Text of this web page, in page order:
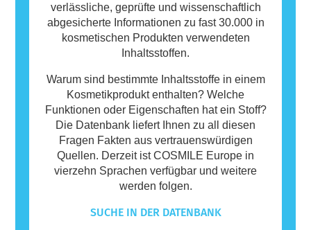
verlässliche, geprüfte und wissenschaftlich
abgesicherte Informationen zu fast 30.000 in
kosmetischen Produkten verwendeten
Inhaltsstoffen.
Warum sind bestimmte Inhaltsstoffe in einem
Kosmetikprodukt enthalten? Welche
Funktionen oder Eigenschaften hat ein Stoff?
Die Datenbank liefert Ihnen zu all diesen
Fragen Fakten aus vertrauenswürdigen
Quellen. Derzeit ist COSMILE Europe in
vierzehn Sprachen verfügbar und weitere
werden folgen.
SUCHE IN DER DATENBANK